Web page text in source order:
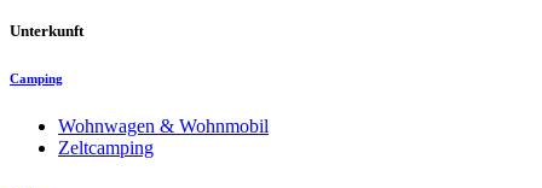
Unterkunft
Camping
Wohnwagen & Wohnmobil
Zeltcamping